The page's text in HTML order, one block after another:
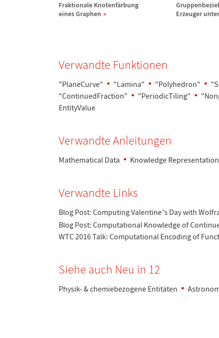
Fraktionale Knotenfärbung
eines Graphen
Erzeuger
Verwandte Funktionen
"PlaneCurve" "Lamina" "Polyhedron"
"ContinuedFraction"
"PeriodicTiling"
EntityValue
Verwandte Anleitungen
Mathematical Data Knowledge
Verwandte Links
Blog Post: Computing Valentine’s Day with
Blog Post: Computational Knowledge of
WTC 2016 Talk: Computational Encoding of
Siehe auch Neu in 12
Physik- & chemiebezogene Entitäten